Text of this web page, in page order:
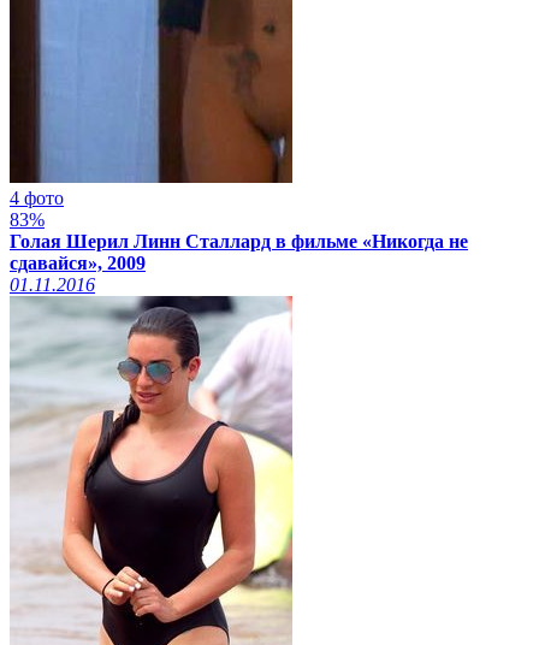
4 фото
83%
Голая Шерил Линн Сталлард в фильме «Никогда не
сдавайся», 2009
01.11.2016